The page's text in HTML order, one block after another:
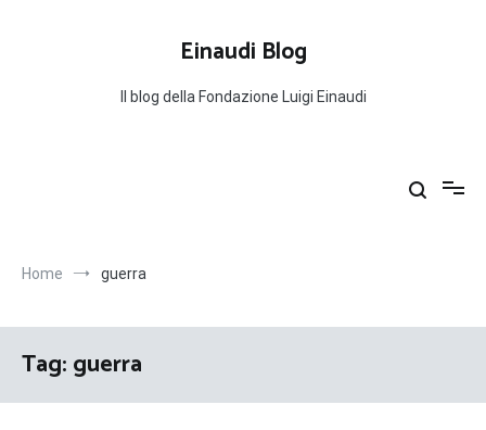
Einaudi Blog
Il blog della Fondazione Luigi Einaudi
Home guerra
Tag:guerra